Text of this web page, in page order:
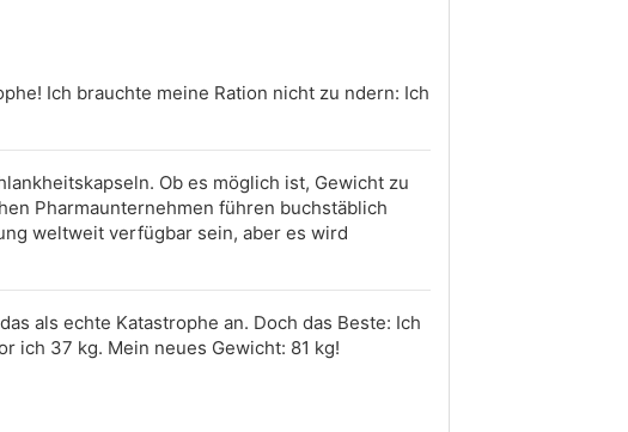
Ich brauchte meine Ration nicht zu ndern: Ich
Ob es möglich ist, Gewicht zu
Pharmaunternehmen führen buchstäblich
weltweit verfügbar sein, aber es wird
als echte Katastrophe an. Doch das Beste: Ich
ich 37 kg. Mein neues Gewicht: 81 kg!